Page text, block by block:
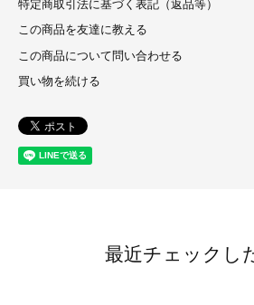
特定商取引法に基づく表記（返品等）
この商品を友達に教える
この商品について問い合わせる
買い物を続ける
最近チェックし